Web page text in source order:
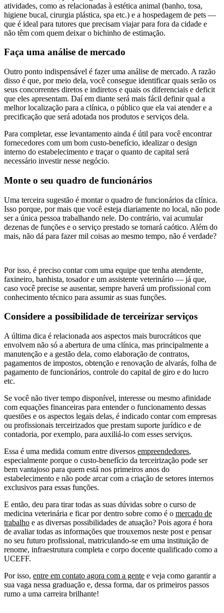
atividades, como as relacionadas à estética animal (banho, tosa,
higiene bucal, cirurgia plástica, spa etc.) e a hospedagem de pets —
que é ideal para tutores que precisam viajar para fora da cidade e
não têm com quem deixar o bichinho de estimação.
Faça uma análise de mercado
Outro ponto indispensável é fazer uma análise de mercado. A razão
disso é que, por meio dela, você consegue identificar quais serão os
seus concorrentes diretos e indiretos e quais os diferenciais e deficit
que eles apresentam. Daí em diante será mais fácil definir qual a
melhor localização para a clínica, o público que ela vai atender e a
precificação que será adotada nos produtos e serviços dela.
Para completar, esse levantamento ainda é útil para você encontrar
fornecedores com um bom custo-benefício, idealizar o design
interno do estabelecimento e traçar o quanto de capital será
necessário investir nesse negócio.
Monte o seu quadro de funcionários
Uma terceira sugestão é montar o quadro de funcionários da clínica.
Isso porque, por mais que você esteja diariamente no local, não pode
ser a única pessoa trabalhando nele. Do contrário, vai acumular
dezenas de funções e o serviço prestado se tornará caótico. Além do
mais, não dá para fazer mil coisas ao mesmo tempo, não é verdade?
Por isso, é preciso contar com uma equipe que tenha atendente,
faxineiro, banhista, tosador e um assistente veterinário — já que,
caso você precise se ausentar, sempre haverá um profissional com
conhecimento técnico para assumir as suas funções.
Considere a possibilidade de terceirizar serviços
A última dica é relacionada aos aspectos mais burocráticos que
envolvem não só a abertura de uma clínica, mas principalmente a
manutenção e a gestão dela, como elaboração de contratos,
pagamentos de impostos, obtenção e renovação de alvarás, folha de
pagamento de funcionários, controle do capital de giro e do lucro
etc.
Se você não tiver tempo disponível, interesse ou mesmo afinidade
com equações financeiras para entender o funcionamento dessas
questões e os aspectos legais delas, é indicado contar com empresas
ou profissionais terceirizados que prestam suporte jurídico e de
contadoria, por exemplo, para auxiliá-lo com esses serviços.
Essa é uma medida comum entre diversos empreendedores,
especialmente porque o custo-benefício da terceirização pode ser
bem vantajoso para quem está nos primeiros anos do
estabelecimento e não pode arcar com a criação de setores internos
exclusivos para essas funções.
E então, deu para tirar todas as suas dúvidas sobre o curso de
medicina veterinária e ficar por dentro sobre como é o mercado de
trabalho e as diversas possibilidades de atuação? Pois agora é hora
de avaliar todas as informações que trouxemos neste post e pensar
no seu futuro profissional, matriculando-se em uma instituição de
renome, infraestrutura completa e corpo docente qualificado como a
UCEFF.
Por isso, entre em contato agora com a gente e veja como garantir a
sua vaga nessa graduação e, dessa forma, dar os primeiros passos
rumo a uma carreira brilhante!